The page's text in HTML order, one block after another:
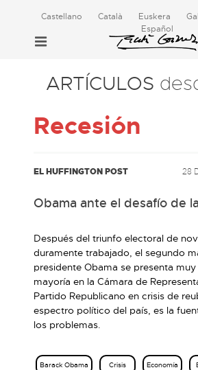
Castellano Català Euskera
Español
ARTÍCULOS
Recesión
EL HUFFINGTON POST 28
Obama ante el desafío de
Después del triunfo electoral de
duramente trabajado, el segundo
presidente Obama se presenta
mayoría en la Cámara de
Partido Republicano en crisis de
espectro político del país, es la
los problemas.
Barack Obama Crisis Economía